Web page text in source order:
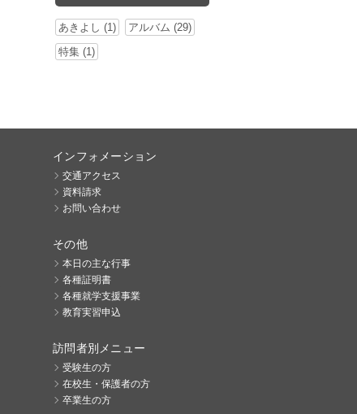
あきよし (1)
アルバム (29)
特集 (1)
インフォメーション
交通アクセス
資料請求
お問い合わせ
その他
本日の主な行事
各種証明書
各種就学支援事業
教育実習申込
訪問者別メニュー
受験生の方
在校生・保護者の方
卒業生の方